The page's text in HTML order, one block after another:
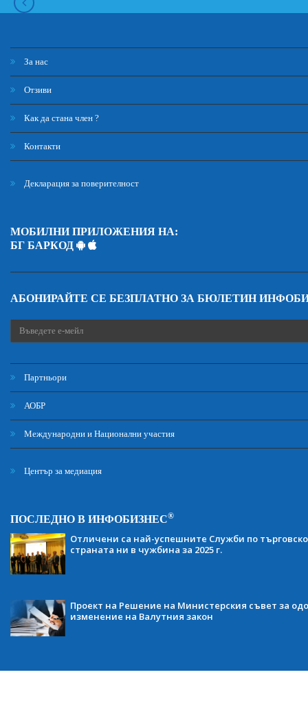
За нас
Отзиви
Как да стана член ?
Контакти
Декларация за поверителност
МОБИЛНИ ПРИЛОЖЕНИЯ НА:
БГ БАРКОД
АБОНИРАЙТЕ СЕ БЕЗПЛАТНО ЗА БЮЛЕТИН
Партньори
АОБР
Международни и Национални участия
Център за медиация
ПОСЛЕДНО В ИНФОБИЗНЕС®
Отличени са най-успешните Служби по
страната ни в чужбина за 2025 г.
Проект на Решение на Министерския съвет за
изменение на Валутния закон